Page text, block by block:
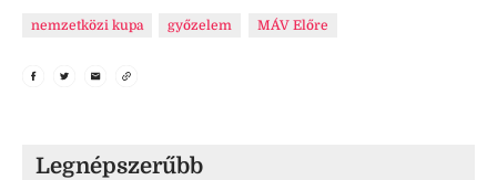
nemzetközi kupa győzelem MÁV Előre
Legnépszerűbb